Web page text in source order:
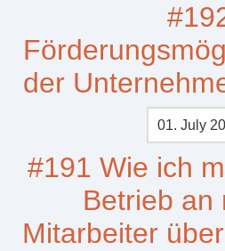
der
01. July
#191 Wie ich
Betrieb an
Mitarbeiter